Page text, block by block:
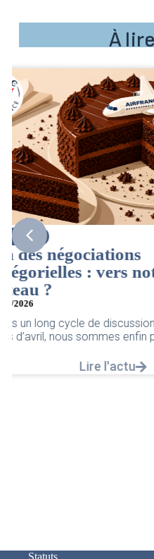
À
Corsair
CSE. Juillet
06/08/2026| ACCÈS
Retrouvez le compte
Lire
Statuts